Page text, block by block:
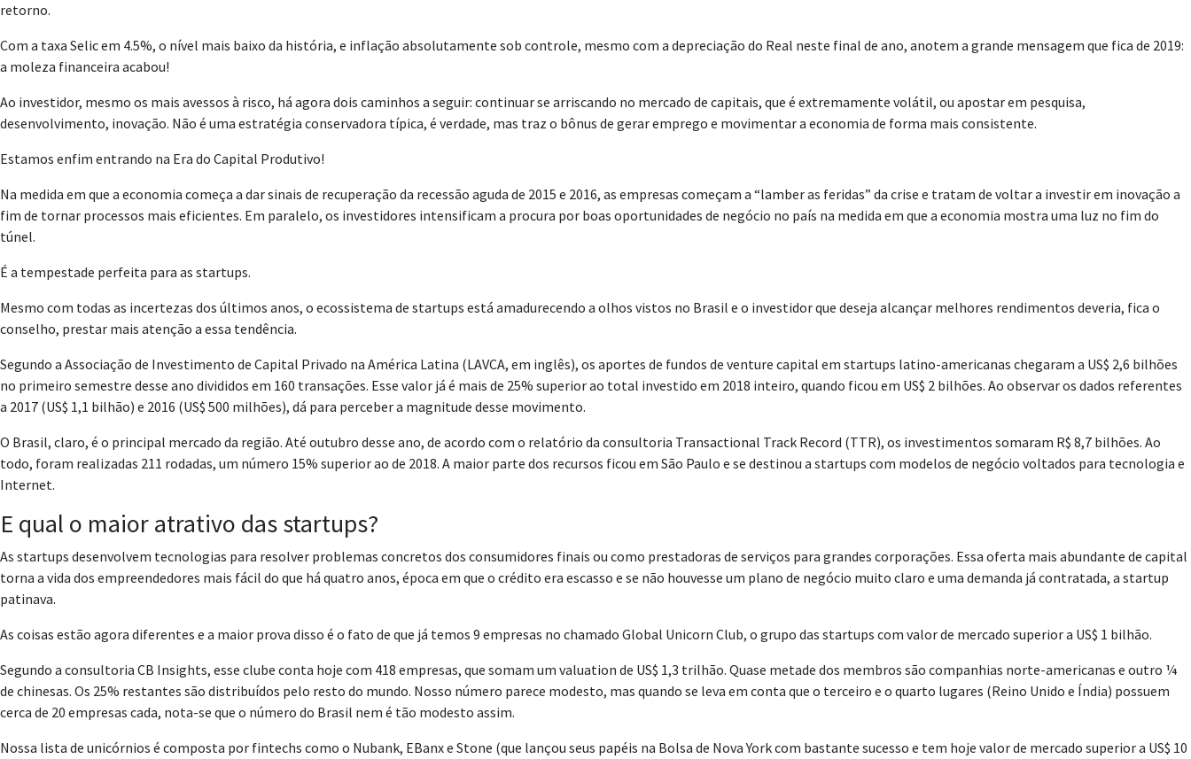
retorno.
Com a taxa Selic em 4.5%, o nível mais baixo da história, e inflação absolutamente sob controle, mesmo com a depreciação do Real neste final de ano, anotem a grande mensagem que fica de 2019:
a moleza financeira acabou!
Ao investidor, mesmo os mais avessos à risco, há agora dois caminhos a seguir: continuar se arriscando no mercado de capitais, que é extremamente volátil, ou apostar em pesquisa,
desenvolvimento, inovação. Não é uma estratégia conservadora típica, é verdade, mas traz o bônus de gerar emprego e movimentar a economia de forma mais consistente.
Estamos enfim entrando na Era do Capital Produtivo!
Na medida em que a economia começa a dar sinais de recuperação da recessão aguda de 2015 e 2016, as empresas começam a “lamber as feridas” da crise e tratam de voltar a investir em inovação a
fim de tornar processos mais eficientes. Em paralelo, os investidores intensificam a procura por boas oportunidades de negócio no país na medida em que a economia mostra uma luz no fim do
túnel.
É a tempestade perfeita para as startups.
Mesmo com todas as incertezas dos últimos anos, o ecossistema de startups está amadurecendo a olhos vistos no Brasil e o investidor que deseja alcançar melhores rendimentos deveria, fica o
conselho, prestar mais atenção a essa tendência.
Segundo a Associação de Investimento de Capital Privado na América Latina (LAVCA, em inglês), os aportes de fundos de venture capital em startups latino-americanas chegaram a US$ 2,6 bilhões
no primeiro semestre desse ano divididos em 160 transações. Esse valor já é mais de 25% superior ao total investido em 2018 inteiro, quando ficou em US$ 2 bilhões. Ao observar os dados referentes
a 2017 (US$ 1,1 bilhão) e 2016 (US$ 500 milhões), dá para perceber a magnitude desse movimento.
O Brasil, claro, é o principal mercado da região. Até outubro desse ano, de acordo com o relatório da consultoria Transactional Track Record (TTR), os investimentos somaram R$ 8,7 bilhões. Ao
todo, foram realizadas 211 rodadas, um número 15% superior ao de 2018. A maior parte dos recursos ficou em São Paulo e se destinou a startups com modelos de negócio voltados para tecnologia e
Internet.
E qual o maior atrativo das startups?
As startups desenvolvem tecnologias para resolver problemas concretos dos consumidores finais ou como prestadoras de serviços para grandes corporações. Essa oferta mais abundante de capital
torna a vida dos empreendedores mais fácil do que há quatro anos, época em que o crédito era escasso e se não houvesse um plano de negócio muito claro e uma demanda já contratada, a startup
patinava.
As coisas estão agora diferentes e a maior prova disso é o fato de que já temos 9 empresas no chamado Global Unicorn Club, o grupo das startups com valor de mercado superior a US$ 1 bilhão.
Segundo a consultoria CB Insights, esse clube conta hoje com 418 empresas, que somam um valuation de US$ 1,3 trilhão. Quase metade dos membros são companhias norte-americanas e outro ¼
de chinesas. Os 25% restantes são distribuídos pelo resto do mundo. Nosso número parece modesto, mas quando se leva em conta que o terceiro e o quarto lugares (Reino Unido e Índia) possuem
cerca de 20 empresas cada, nota-se que o número do Brasil nem é tão modesto assim.
Nossa lista de unicórnios é composta por fintechs como o Nubank, EBanx e Stone (que lançou seus papéis na Bolsa de Nova York com bastante sucesso e tem hoje valor de mercado superior a US$ 10